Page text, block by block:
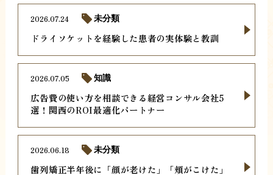
ドライソケットを経験した患者の実体験と教訓
2026.07.24 未分類
広告費の使い方を相談できる経営コンサル会社5
選！関西のROI最適化パートナー
2026.07.05 知識
歯列矯正半年後に「顔が老けた」「頬がこけた」
2026.06.18 未分類